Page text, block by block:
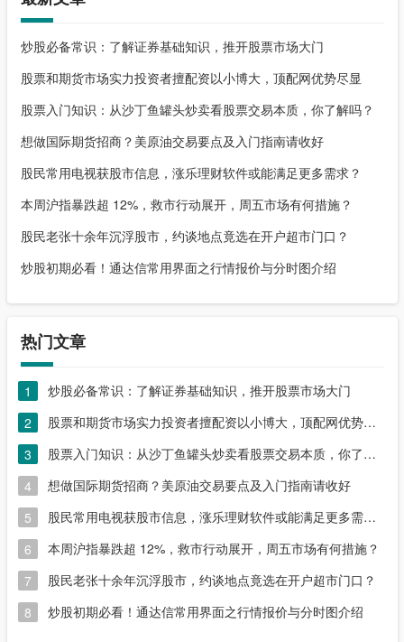
炒股必备常识：了解证券基础知识，推开股票市场大门
股票和期货市场实力投资者擅配资以小博大，顶配网优势尽显
股票入门知识：从沙丁鱼罐头炒卖看股票交易本质，你了解吗？
想做国际期货招商？美原油交易要点及入门指南请收好
股民常用电视获股市信息，涨乐理财软件或能满足更多需求？
本周沪指暴跌超 12%，救市行动展开，周五市场有何措施？
股民老张十余年沉浮股市，约谈地点竟选在开户超市门口？
炒股初期必看！通达信常用界面之行情报价与分时图介绍
热门文章
1
炒股必备常识：了解证券基础知识，推开股票市场大门
2
股票和期货市场实力投资者擅配资以小博大，顶配网优势尽显
3
股票入门知识：从沙丁鱼罐头炒卖看股票交易本质，你了解吗？
4
想做国际期货招商？美原油交易要点及入门指南请收好
5
股民常用电视获股市信息，涨乐理财软件或能满足更多需求？
6
本周沪指暴跌超 12%，救市行动展开，周五市场有何措施？
7
股民老张十余年沉浮股市，约谈地点竟选在开户超市门口？
8
炒股初期必看！通达信常用界面之行情报价与分时图介绍